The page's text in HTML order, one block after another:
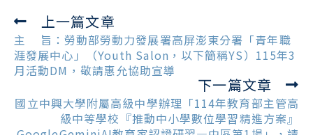
Read
more
articles
上一篇文章
主 旨：勞動部勞動力發展署高屏澎東分署「青年職
涯發展中心」（Youth Salon，以下簡稱YS）115年3
月活動DM，敬請惠允協助宣導
下一篇文章
國立中興大學附屬高級中學辦理「114年教育部主管高
級中等學校『推動中小學數位學習精進方案』